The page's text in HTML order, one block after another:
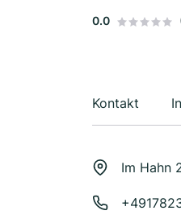
0.0
Kontakt
Im Hahn